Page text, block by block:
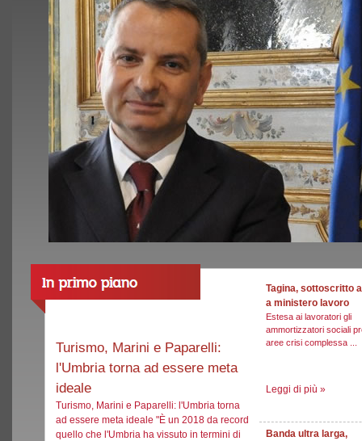
Turismo, Marini e Paparelli:
l'Umbria torna ad essere meta
ideale
Turismo, Marini e Paparelli: l'Umbria torna
ad essere meta ideale "È un 2018 da record
quello che l'Umbria ha vissuto in termini di
Tagina, sottoscritto
a ministero lavoro
Estesa ai lavoratori gli
ammortizzatori sociali
aree crisi complessa ...
Leggi di più »
Banda ultra larga,